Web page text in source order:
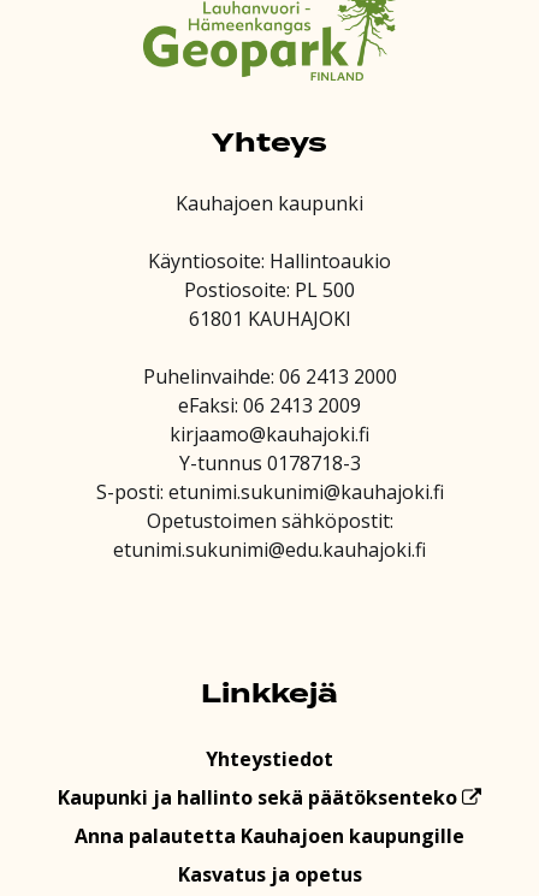
Yhteys
Kauhajoen kaupunki
Käyntiosoite: Hallintoaukio
Postiosoite: PL 500
61801 KAUHAJOKI
Puhelinvaihde: 06 2413 2000
eFaksi: 06 2413 2009
kirjaamo@kauhajoki.fi
Y-tunnus 0178718-3
S-posti: etunimi.sukunimi@kauhajoki.fi
Opetustoimen sähköpostit:
etunimi.sukunimi@edu.kauhajoki.fi
Linkkejä
Yhteystiedot
Kaupunki ja hallinto sekä päätöksenteko
Anna palautetta Kauhajoen kaupungille
Kasvatus ja opetus